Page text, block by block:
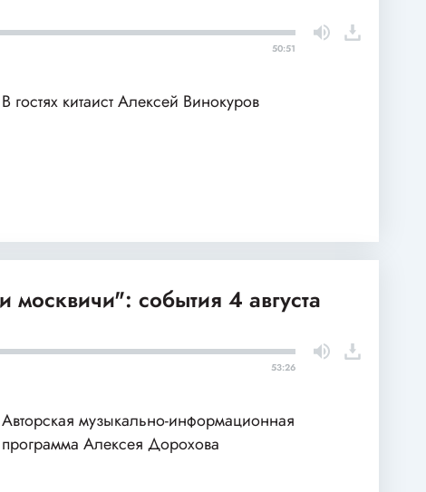
50:51
В гостях китаист Алексей Винокуров
москвичи": события 4 августа
53:26
Авторская музыкально-информационная
программа Алексея Дорохова